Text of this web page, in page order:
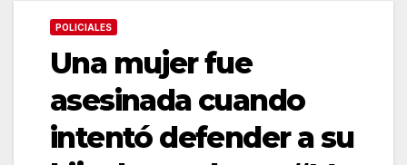
POLICIALES
Una mujer fue
asesinada cuando
intentó defender a su